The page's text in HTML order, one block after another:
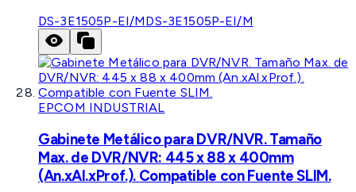
DS-3E1505P-EI/MDS-3E1505P-EI/M
EPCOM INDUSTRIAL
Gabinete Metálico para DVR/NVR. Tamaño
Max. de DVR/NVR: 445 x 88 x 400mm
(An.xAl.xProf.). Compatible con Fuente SLIM.